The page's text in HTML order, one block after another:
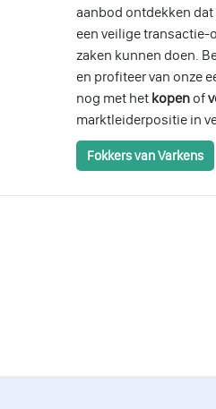
aanbod ontdekken
een veilige transactie-
zaken kunnen doen.
en profiteer van onze
nog met het kopen of
marktleiderpositie in
Fokkers van Varkens